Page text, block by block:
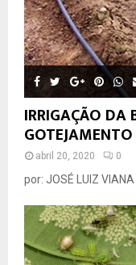
IRRIGAÇÃO DA
GOTEJAMENTO
abril 20, 2020 0
por: JOSÉ LUIZ